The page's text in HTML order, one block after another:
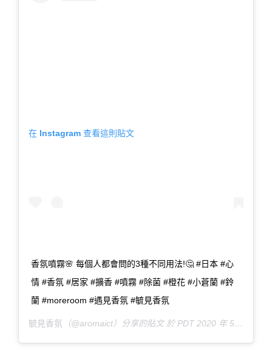
在 Instagram 查看這則貼文
香氛噴霧🌸 每個人都會問的3種不同用法!🤔 #日本 #心
情 #香氛 #居家 #擴香 #噴霧 #除菌 #橙花 #小蒼蘭 #鈴
蘭 #moreroom #遇見香氛 #毓見香氛
毓見香氛 （@aromaict）分享的貼文 於 PDT 2020 年 5月 月 29 日 上午 5:03